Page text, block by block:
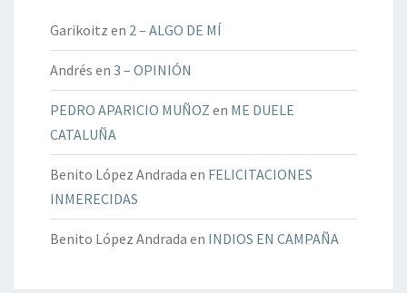
Garikoitz en 2 – ALGO DE MÍ
Andrés en 3 – OPINIÓN
PEDRO APARICIO MUÑOZ en ME DUELE
CATALUÑA
Benito López Andrada en FELICITACIONES
INMERECIDAS
Benito López Andrada en INDIOS EN CAMPAÑA